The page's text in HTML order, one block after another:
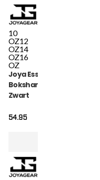
10
OZ12
OZ14
OZ16
OZ
Joya Essential
Bokshandschoenen
Zwart
54.95